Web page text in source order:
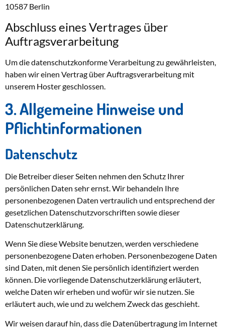
10587 Berlin
Abschluss eines Vertrages über
Auftragsverarbeitung
Um die datenschutzkonforme Verarbeitung zu gewährleisten,
haben wir einen Vertrag über Auftragsverarbeitung mit
unserem Hoster geschlossen.
3. Allgemeine Hinweise und
Pflicht­informationen
Datenschutz
Die Betreiber dieser Seiten nehmen den Schutz Ihrer
persönlichen Daten sehr ernst. Wir behandeln Ihre
personenbezogenen Daten vertraulich und entsprechend der
gesetzlichen Datenschutzvorschriften sowie dieser
Datenschutzerklärung.
Wenn Sie diese Website benutzen, werden verschiedene
personenbezogene Daten erhoben. Personenbezogene Daten
sind Daten, mit denen Sie persönlich identifiziert werden
können. Die vorliegende Datenschutzerklärung erläutert,
welche Daten wir erheben und wofür wir sie nutzen. Sie
erläutert auch, wie und zu welchem Zweck das geschieht.
Wir weisen darauf hin, dass die Datenübertragung im Internet